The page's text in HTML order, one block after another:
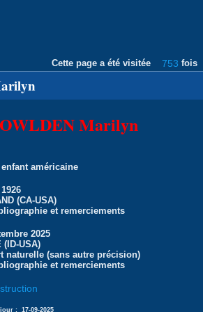
Cette page a été visitée 753 fois
Marilyn
américaine
(CA-USA)
et remerciements
2025
(ID-USA)
naturelle (sans autre précision)
et remerciements
jour : 17-09-2025